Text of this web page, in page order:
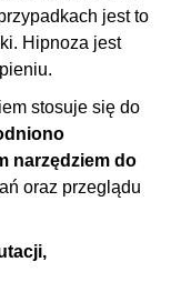
jest to
Hipnoza jest
stosuje się do
narzędziem do
oraz przeglądu